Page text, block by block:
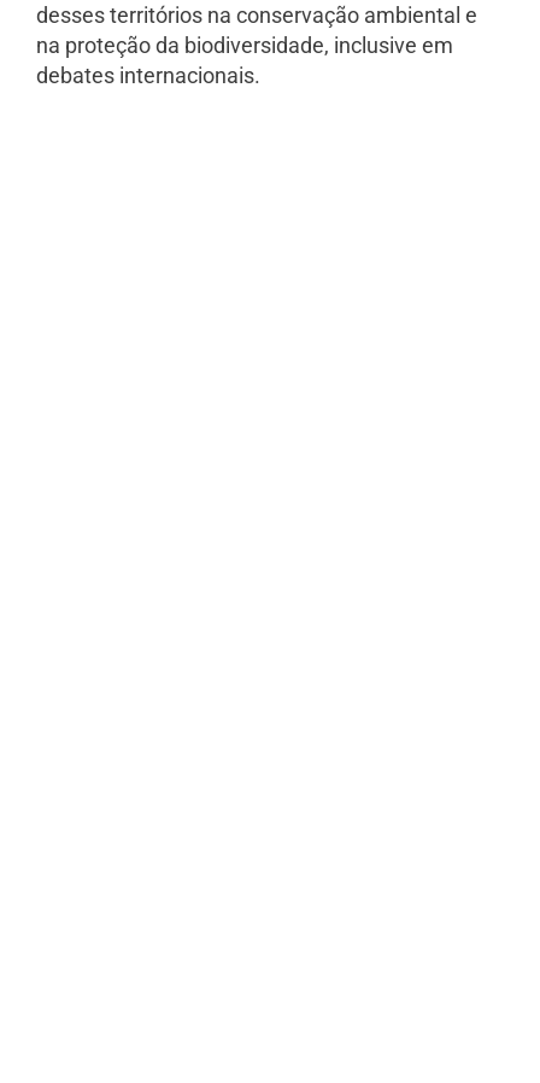
desses territórios na conservação ambiental e
na proteção da biodiversidade, inclusive em
debates internacionais.